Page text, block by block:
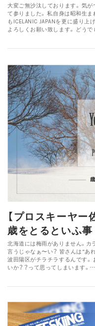
大変ご無沙汰しております。 気
て参りました。 私自身は昭和生
もICELANIC JAPANを更に盛り
よろしくお願い致します。 どう
【プロスキーヤー
歳をとるといふ事
北海道には梅雨がありません。カ
言うじゃなぁ〜い？ 皆さんは“あ
波田陽区がチラチラするんです
いか？？って思ってしまいます。…